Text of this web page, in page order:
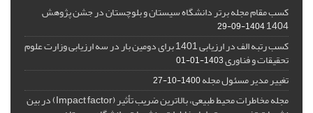
کسب مقام مجله برتر دانشگاه سیستان و بلوچستان در جشن پژوهش
1404
1404-09-29
کسب رتبه الف در ارزیابی 1401 برای دومین بار در سه ارزیابی وزارت علوم
تحقیقات و فناوری1403-01-01
تغییر مدیر مسئول مجله1400-10-27
مجله مخاطرات محیط طبیعی، بالاترین ضریب تأثیر (Impact factor) در بین